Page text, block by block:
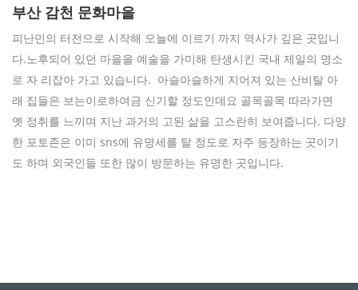
부산 감천 문화마을
피난민의 터전으로 시작해 오늘에 이르기 까지 역사가 깊은 곳입니
다.노후되어 있던 마을을 예술을 가미해 탄생시킨 국내 제일의 명소
로 자 리잡아 가고 있습니다. 아슬아슬하게 지어져 있는 산비탈 아
래 집들은 보는이로하여금 신기할 정도인데요 골목골목 따라가면
옛 정취를 느끼며 지난 과거의 고된 삶을 고스란히 보여줍니다. 다양
한 포토존은 이미 sns에 유명세를 탈 정도로 자주 등장하는 곳이기
도 하며 외국인들 또한 많이 방문하는 유명한 곳입니다.